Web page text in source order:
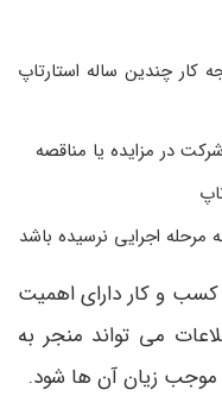
کار چندین ساله استارتاپ
در مزایده یا مناقصه
مرحله اجرایی نرسیده باشد
کسب و کار دارای اهمیت
می تواند منجر به
موجب زیان آن ها شود.